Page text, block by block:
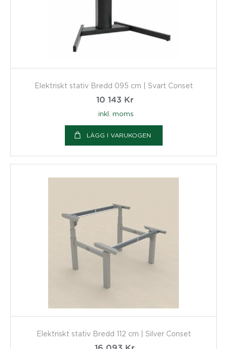
Elektriskt stativ Bredd 095 cm | Svart Conset
10 143 Kr
inkl. moms
LÄGG I VARUKOGEN
Elektriskt stativ Bredd 112 cm | Silver Conset